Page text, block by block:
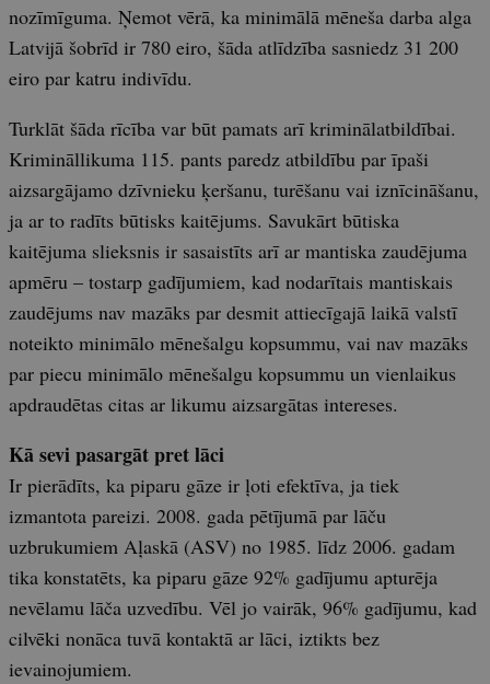
nozīmīguma. Ņemot vērā, ka minimālā mēneša darba alga
Latvijā šobrīd ir 780 eiro, šāda atlīdzība sasniedz 31 200
eiro par katru indivīdu.
Turklāt šāda rīcība var būt pamats arī kriminālatbildībai.
Krimināllikuma 115. pants paredz atbildību par īpaši
aizsargājamo dzīvnieku ķeršanu, turēšanu vai iznīcināšanu,
ja ar to radīts būtisks kaitējums. Savukārt būtiska
kaitējuma slieksnis ir sasaistīts arī ar mantiska zaudējuma
apmēru – tostarp gadījumiem, kad nodarītais mantiskais
zaudējums nav mazāks par desmit attiecīgajā laikā valstī
noteikto minimālo mēnešalgu kopsummu, vai nav mazāks
par piecu minimālo mēnešalgu kopsummu un vienlaikus
apdraudētas citas ar likumu aizsargātas intereses.
Kā sevi pasargāt pret lāci
Ir pierādīts, ka piparu gāze ir ļoti efektīva, ja tiek
izmantota pareizi. 2008. gada pētījumā par lāču
uzbrukumiem Aļaskā (ASV) no 1985. līdz 2006. gadam
tika konstatēts, ka piparu gāze 92% gadījumu apturēja
nevēlamu lāča uzvedību. Vēl jo vairāk, 96% gadījumu, kad
cilvēki nonāca tuvā kontaktā ar lāci, iztikts bez
ievainojumiem.